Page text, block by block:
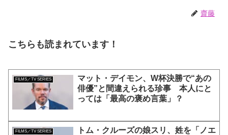
齋藤
こちらも読まれています！
FILMS／TV SERIES
マット・デイモン、W杯決勝で“あの
俳優”と間違えられる珍事 本人にと
っては「最高の褒め言葉」？
FILMS／TV SERIES
トム・クルーズの娘スリ、姓を「ノエ